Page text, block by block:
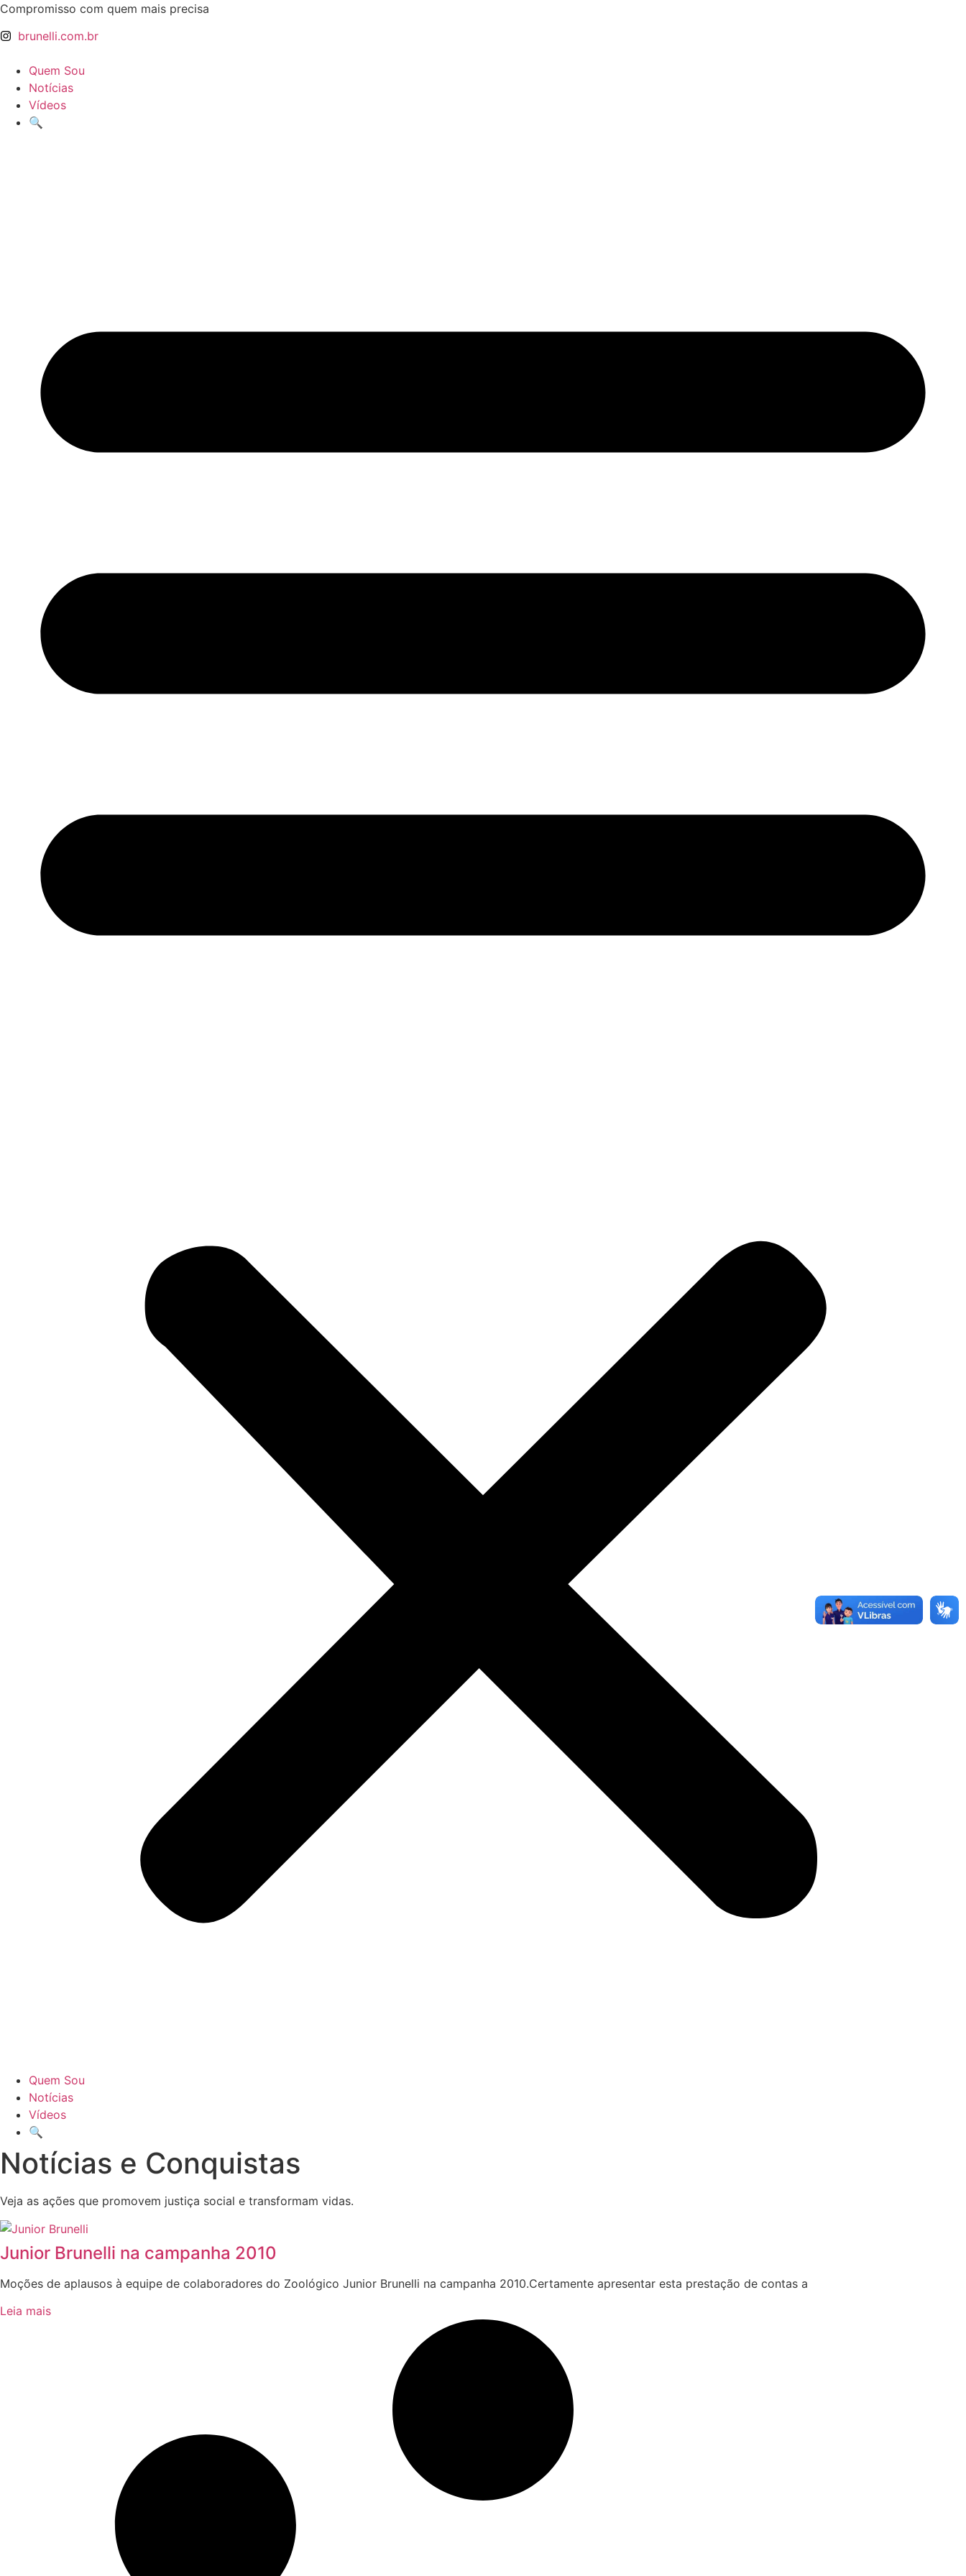
Ir
o
Compromisso com quem mais precisa
brunelli.com.br
Quem Sou
Notícias
Vídeos
🔍
Quem Sou
Notícias
Vídeos
🔍
Notícias e Conquistas
Veja as ações que promovem justiça social e transformam vidas.
Junior Brunelli na campanha 2010
Moções de aplausos à equipe de colaboradores do Zoológico Junior Brunelli na campanha 2010.Certamente apresentar esta prestação de contas a
Leia mais